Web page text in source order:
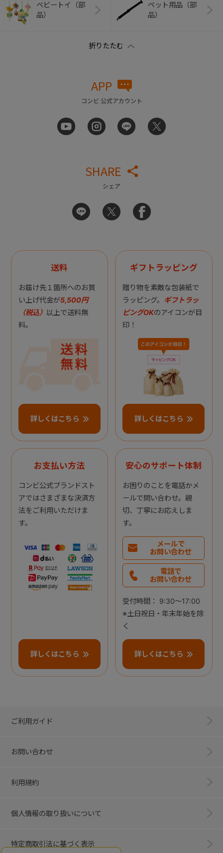
ベビートイ（部
品）
ペット用品（部
品）
APP
コンビ 公式アカウント
SHARE
シェア
送料
お届け先１箇所へのお買
い上げ代金が5,500円
（税込） 以上で送料無
料。
詳しくはこちら
ギフトラッピング
贈り物を素敵な包装紙で
ラッピング。 ギフトラッ
ピングOKのアイコンが目
印！
詳しくはこちら
お支払い方法
コンビ公式ブランドスト
アではさまざまな決済方
法をご利用いただけま
す。
詳しくはこちら
安心のサポート体制
お困りのことを電話かメ
ールで問い合わせ。親
切、丁寧にお応えしま
す。
メールで
お問い合わせ
電話で
お問い合わせ
受付時間： 9:30～17:00
※土日祝日・年末年始を除
く
詳しくはこちら
ご利用ガイド
お問い合わせ
利用規約
個人情報の取り扱いについて
特定商取引法に基づく表示